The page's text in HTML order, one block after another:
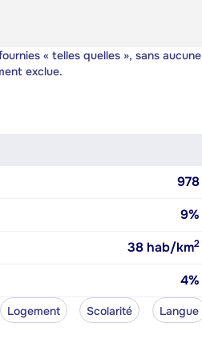
« telles quelles », sans aucune
exclue.
978
9%
38 hab/km2
4%
Logement Scolarité Langue